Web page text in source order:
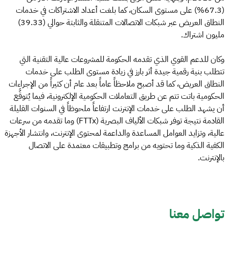
(67.3%) على مستوى السكان، كما بلغت أعداد الاشتراكات في خدمات
النطاق العريض عبر شبكات الاتصالات المتنقلة والثابتة حوالي (39.33)
مليون اشتراك.
وكان للدعم القوي الذي تقدمه الحكومة للمشروعات عالية التقنية التي
تتطلب بنية رقمية جيدة أثر بارز في زيادة مستوى الطلب على خدمات
النطاق العريض، كما قد أصبح ملاحظاً عاماً بعد عام أن كثيراً من الإجراءات
الحكومية باتت تتم عن طريق التعاملات الحكومية الإلكترونية، فيما يُتوقَّع
أن يشهد الطلب على خدمات الإنترنت ارتفاعاً ملحوظاً في السنوات القليلة
القادمة نتيجة توفر شبكات الألياف البصرية (FTTx) وما تقدمه من سرعات
عالية، وتزايد العوامل المساعدة والداعمة لمحتوى الإنترنت، وانتشار الأجهزة
الكفية الذكية وما تحتويه من برامج وتطبيقات معتمدة على الاتصال
بالإنترنت.
تواصل معنا